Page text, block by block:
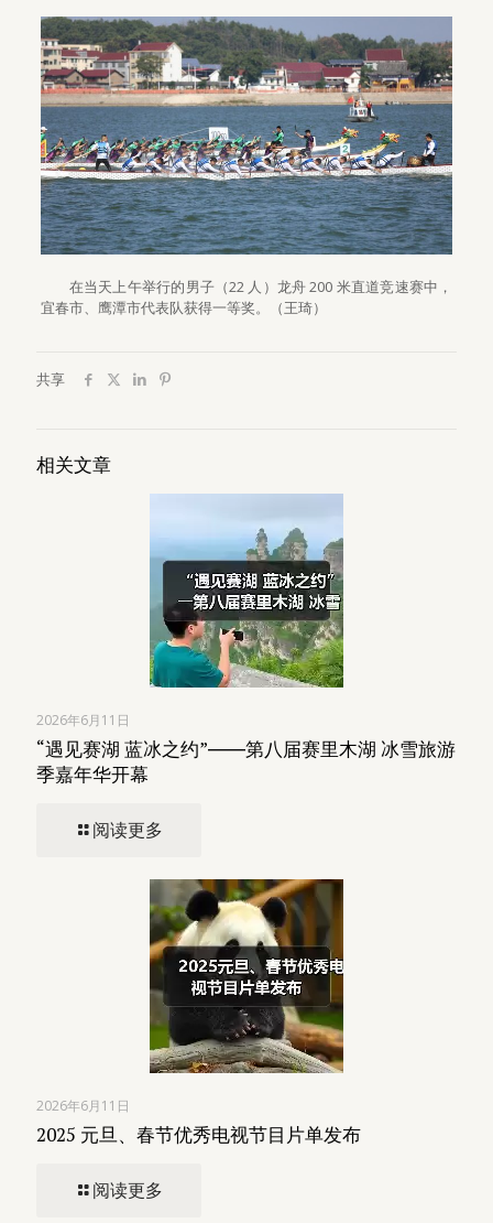
在当天上午举行的男子（22 人）龙舟 200 米直道竞速赛中，
宜春市、鹰潭市代表队获得一等奖。（王琦）
共享
相关文章
2026年6月11日
“遇见赛湖 蓝冰之约”――第八届赛里木湖 冰雪旅游
季嘉年华开幕
阅读更多
2026年6月11日
2025 元旦、春节优秀电视节目片单发布
阅读更多